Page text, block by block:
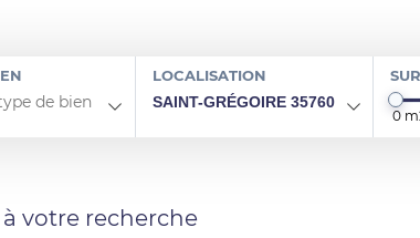
LOCALISATION
SAINT-GRÉGOIRE 35760
votre recherche